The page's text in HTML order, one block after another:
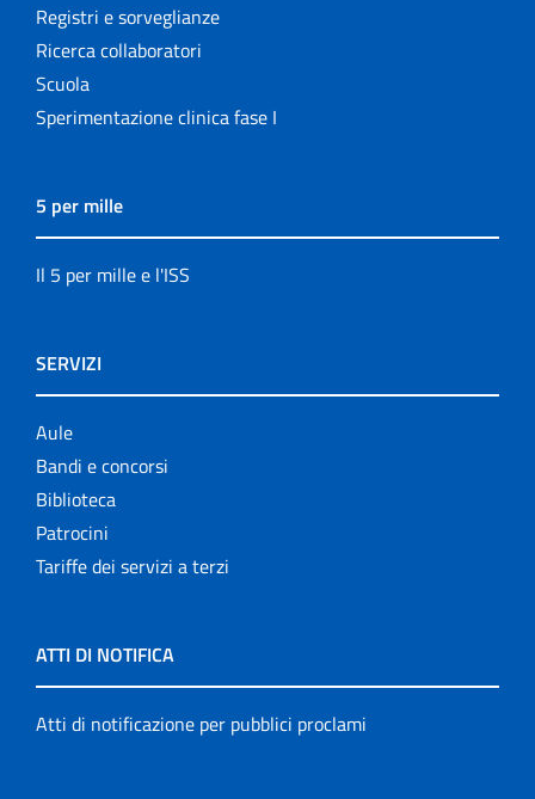
Registri e sorveglianze
Ricerca collaboratori
Scuola
Sperimentazione clinica fase I
5 per mille
Il 5 per mille e l'ISS
SERVIZI
Aule
Bandi e concorsi
Biblioteca
Patrocini
Tariffe dei servizi a terzi
ATTI DI NOTIFICA
Atti di notificazione per pubblici proclami